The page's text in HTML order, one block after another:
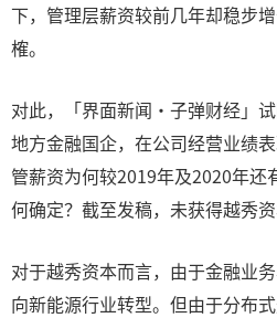
下，管理层薪资较前几年却稳步
榷。
对此，「界面新闻·子弹财经」
地方金融国企，在公司经营业绩
管薪资为何较2019年及2020年还
何确定？截至发稿，未获得越秀资
对于越秀资本而言，由于金融业
向新能源行业转型。但由于分布